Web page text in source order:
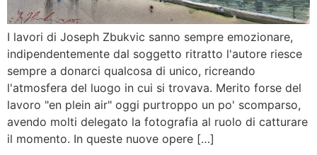
I lavori di Joseph Zbukvic sanno sempre emozionare,
indipendentemente dal soggetto ritratto l'autore riesce
sempre a donarci qualcosa di unico, ricreando
l'atmosfera del luogo in cui si trovava. Merito forse del
lavoro "en plein air" oggi purtroppo un po' scomparso,
avendo molti delegato la fotografia al ruolo di catturare
il momento. In queste nuove opere […]